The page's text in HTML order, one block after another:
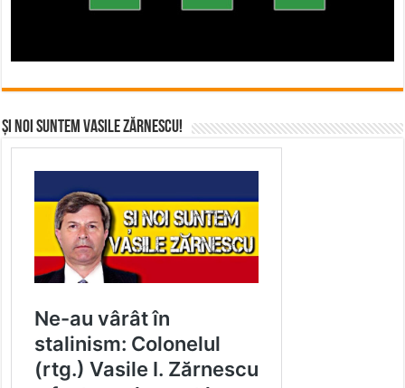
Și noi suntem Vasile Zărnescu!